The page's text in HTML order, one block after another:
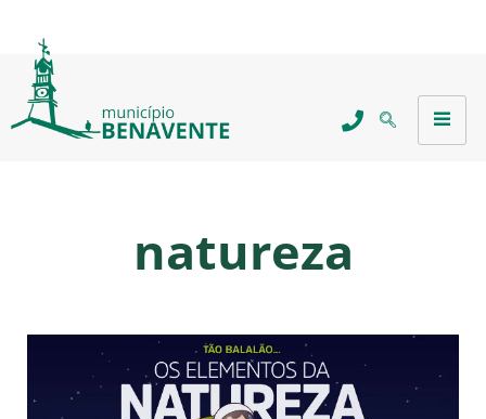
natureza